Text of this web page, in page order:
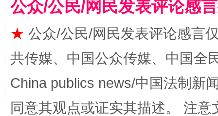
阿坝州三大球赛在茂县开幕 规模
公众/公民/网民发表评论感
★ 公众/公民/网民发表评论感言
共传媒、中国公众传媒、中国全
China publics news/中国法制新
同意其观点或证实其描述。 注